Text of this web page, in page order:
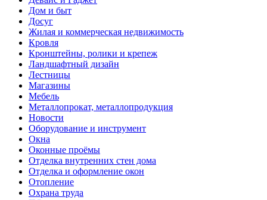
Дом и быт
Досуг
Жилая и коммерческая недвижимость
Кровля
Кронштейны, ролики и крепеж
Ландшафтный дизайн
Лестницы
Магазины
Мебель
Металлопрокат, металлопродукция
Новости
Оборудование и инструмент
Окна
Оконные проёмы
Отделка внутренних стен дома
Отделка и оформление окон
Отопление
Охрана труда